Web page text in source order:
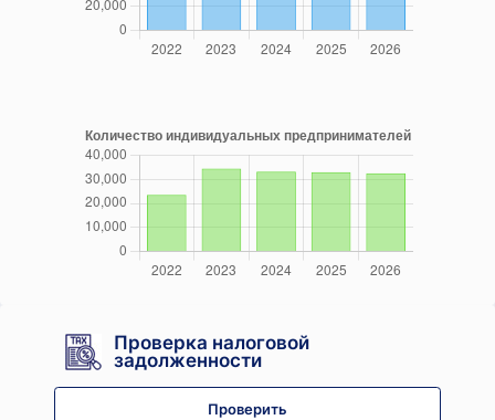
Проверка налоговой
задолженности
Проверить